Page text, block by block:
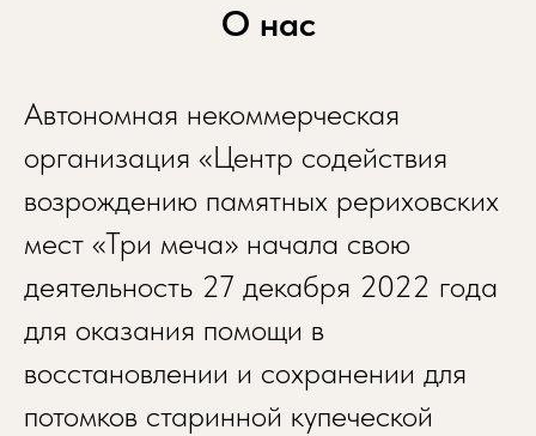
О нас
Автономная некоммерческая
организация «Центр содействия
возрождению памятных рериховских
мест «Три меча» начала свою
деятельность 27 декабря 2022 года
для оказания помощи в
восстановлении и сохранении для
потомков старинной купеческой